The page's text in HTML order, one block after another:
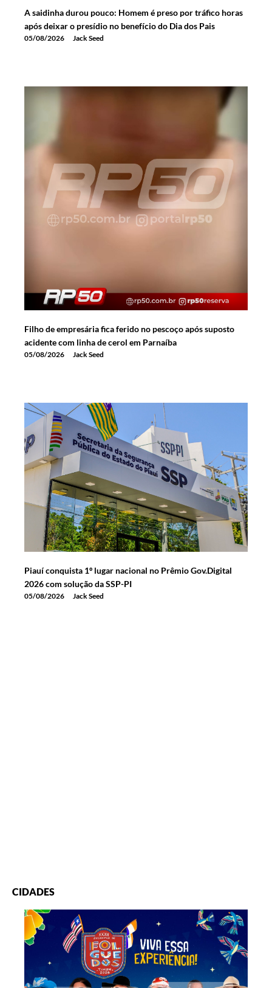
A saidinha durou pouco: Homem é preso por tráfico horas
após deixar o presídio no benefício do Dia dos Pais
05/08/2026 Jack Seed
Filho de empresária fica ferido no pescoço após suposto
acidente com linha de cerol em Parnaíba
05/08/2026 Jack Seed
Piauí conquista 1º lugar nacional no Prêmio Gov.Digital
2026 com solução da SSP-PI
05/08/2026 Jack Seed
CIDADES